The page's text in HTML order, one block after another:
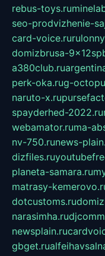
rebus-toys.ru
seo-prodvizhenie-
card-voice.ru
domizbrusa-
a380club.ru
perk-oka.rug-
naruto-x.ru
spayderhed-2022.ru
webamator.ruma-
nv-750.runews-
dizfiles.ru
planeta-samara.ru
matrasy-
dotcustoms.ru
narasimha.ru
newsplain.ru
gbget.ru